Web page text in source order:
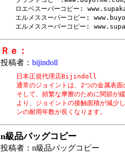
ロエベスーパーコピー:
エルメススーパーコピー:
Ｒｅ：
投稿者： bijindoll
日本正規代理店Bijindoll
通常のジョイントは、2つの金属表
そして、頻繁な摩擦のために関節が
より、ジョイントの接触面積が減少
ンの耐用年数が長くなります。
n級品バッグコピー
投稿者：n級品バッグコピー